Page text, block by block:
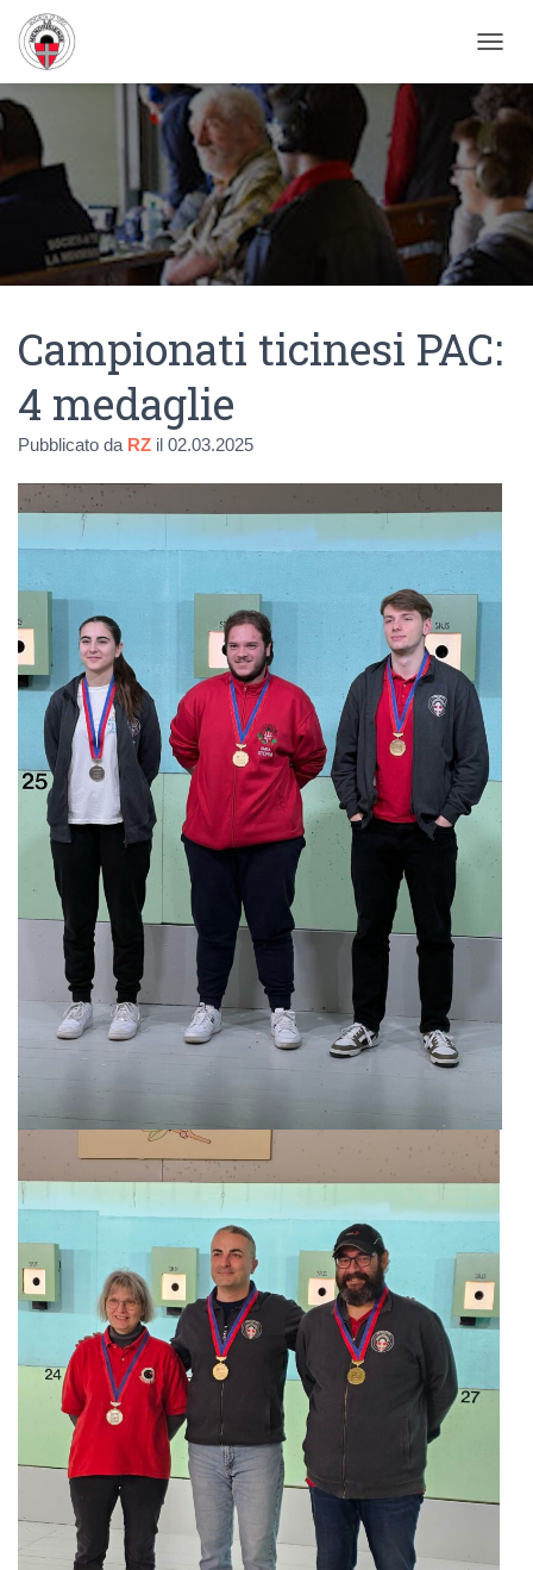
Campionati ticinesi PAC:
4 medaglie
Pubblicato da RZ il 02.03.2025